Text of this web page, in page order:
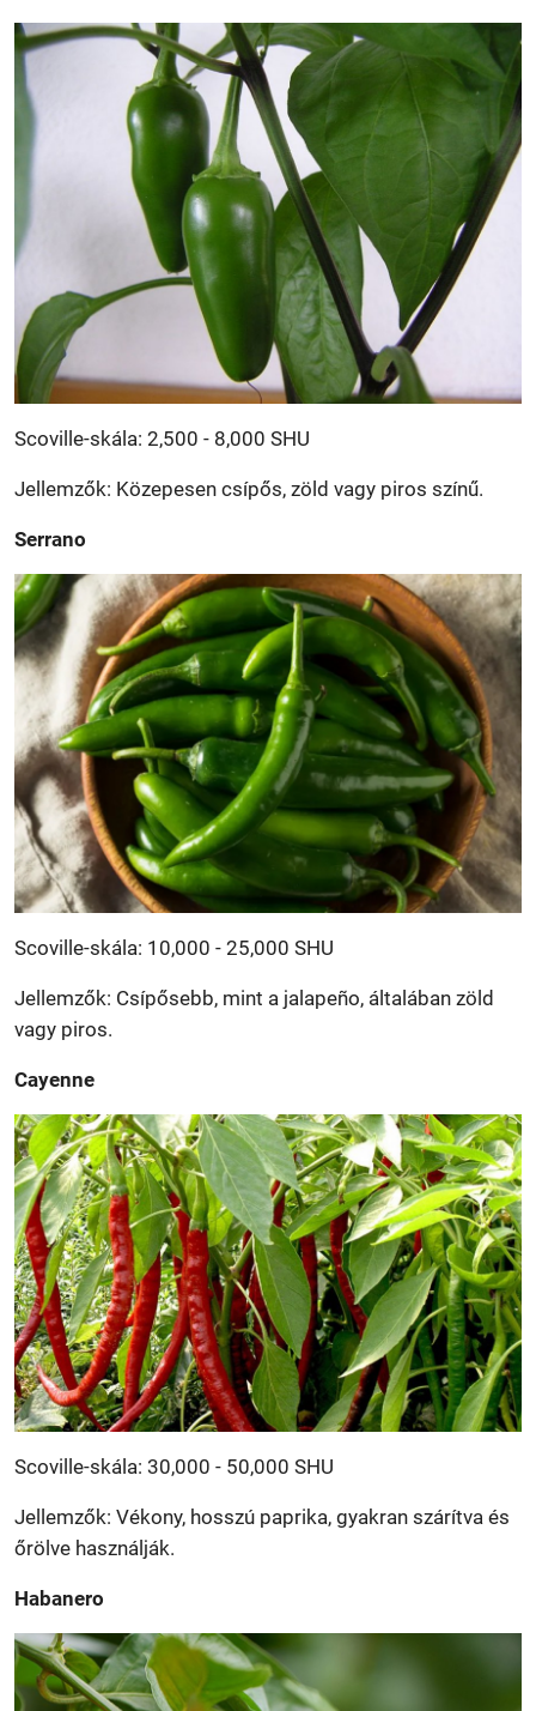
Scoville-skála: 2,500 - 8,000 SHU
Jellemzők: Közepesen csípős, zöld vagy piros színű.
Serrano
Scoville-skála: 10,000 - 25,000 SHU
Jellemzők: Csípősebb, mint a jalapeño, általában zöld
vagy piros.
Cayenne
Scoville-skála: 30,000 - 50,000 SHU
Jellemzők: Vékony, hosszú paprika, gyakran szárítva és
őrölve használják.
Habanero